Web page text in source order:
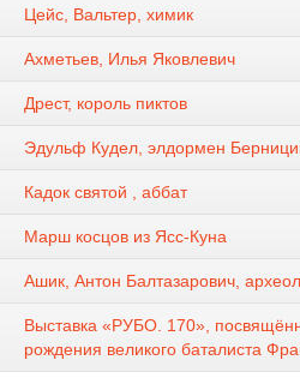
Цейс, Вальтер, химик
Ахметьев, Илья Яковлевич
Дрест, король пиктов
Эдульф Кудел, элдормен
Кадок святой , аббат
Марш косцов из Ясс-Куна
Ашик, Антон Балтазарович,
Выставка «РУБО. 170»,
рождения великого баталиста